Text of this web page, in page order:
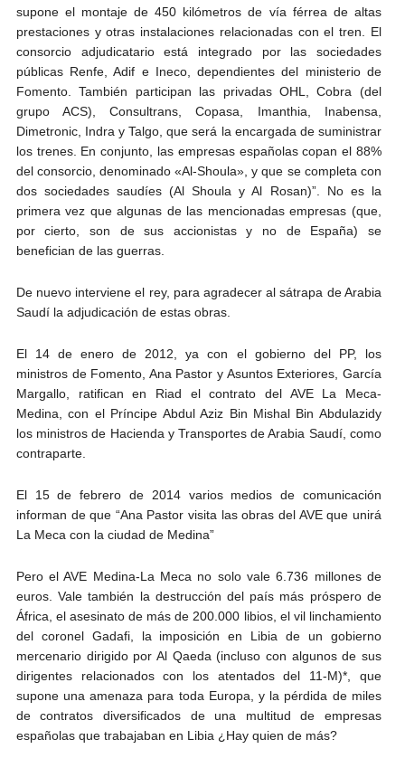
supone el montaje de 450 kilómetros de vía férrea de altas
prestaciones y otras instalaciones relacionadas con el tren. El
consorcio adjudicatario está integrado por las sociedades
públicas Renfe, Adif e Ineco, dependientes del ministerio de
Fomento. También participan las privadas OHL, Cobra (del
grupo ACS), Consultrans, Copasa, Imanthia, Inabensa,
Dimetronic, Indra y Talgo, que será la encargada de suministrar
los trenes. En conjunto, las empresas españolas copan el 88%
del consorcio, denominado «Al-Shoula», y que se completa con
dos sociedades saudíes (Al Shoula y Al Rosan)”. No es la
primera vez que algunas de las mencionadas empresas (que,
por cierto, son de sus accionistas y no de España) se
benefician de las guerras.
De nuevo interviene el rey, para agradecer al sátrapa de Arabia
Saudí la adjudicación de estas obras.
El 14 de enero de 2012, ya con el gobierno del PP, los
ministros de Fomento, Ana Pastor y Asuntos Exteriores, García
Margallo, ratifican en Riad el contrato del AVE La Meca-
Medina, con el Príncipe Abdul Aziz Bin Mishal Bin Abdulazidy
los ministros de Hacienda y Transportes de Arabia Saudí, como
contraparte.
El 15 de febrero de 2014 varios medios de comunicación
informan de que “Ana Pastor visita las obras del AVE que unirá
La Meca con la ciudad de Medina”
Pero el AVE Medina-La Meca no solo vale 6.736 millones de
euros. Vale también la destrucción del país más próspero de
África, el asesinato de más de 200.000 libios, el vil linchamiento
del coronel Gadafi, la imposición en Libia de un gobierno
mercenario dirigido por Al Qaeda (incluso con algunos de sus
dirigentes relacionados con los atentados del 11-M)*, que
supone una amenaza para toda Europa, y la pérdida de miles
de contratos diversificados de una multitud de empresas
españolas que trabajaban en Libia ¿Hay quien de más?